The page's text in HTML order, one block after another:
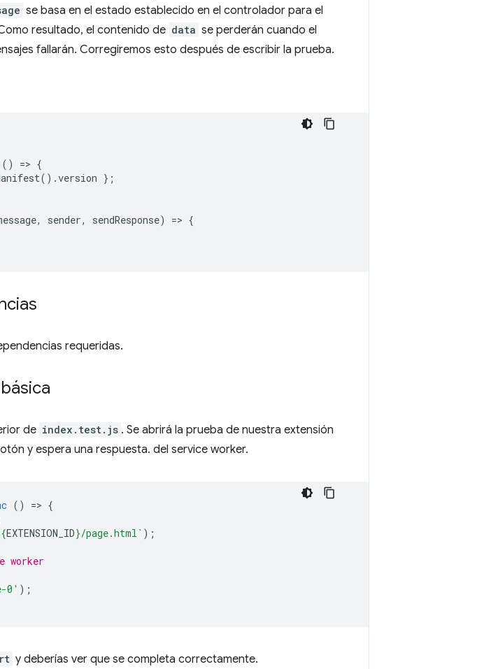
se basa en el estado establecido en el controlador para el
resultado, el contenido de data se perderán cuando el
fallarán. Corregiremos esto después de escribir la prueba.
=> {
().version };
, sender, sendResponse) => {
requeridas.
de index.test.js . Se abrirá la prueba de nuestra extensión
y espera una respuesta. del service worker.
() => {
EXTENSION_ID}/page.html` );
worker
0' );
y deberías ver que se completa correctamente.